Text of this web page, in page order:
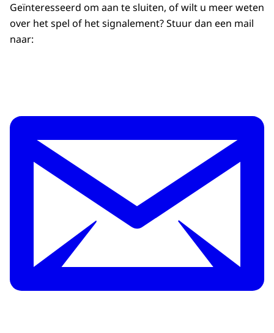
Geïnteresseerd om aan te sluiten, of wilt u meer weten
over het spel of het signalement? Stuur dan een mail
naar: